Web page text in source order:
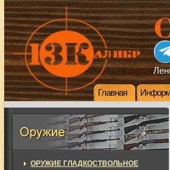
Главная
ОРУЖИЕ ГЛАДКОСТВОЛЬНОЕ